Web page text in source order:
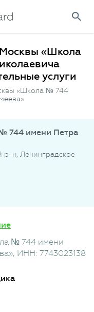
«Школа
услуги
«Школа № 744
744 имени Петра
р-н, Ленинградское
№ 744 имени
, ИНН: 7743023138